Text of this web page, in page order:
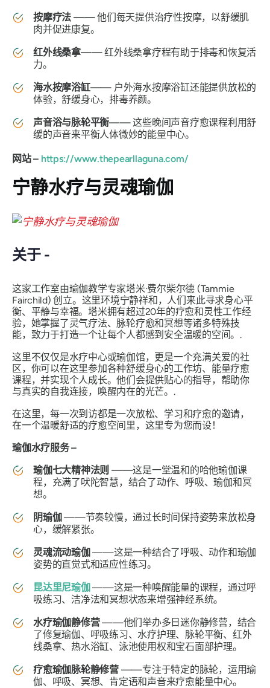
按摩疗法 ——他们每天提供治疗性按摩，以舒缓肌
肉并促进康复。
红外线桑拿——红外线桑拿疗程有助于排毒和恢复活
力。
海水按摩浴缸—— 户外海水按摩浴缸还能提供放松的
体验，舒缓身心，排毒养颜。
声音浴与脉轮平衡——这些晚间声音疗愈课程利用舒
缓的声音来平衡人体微妙的能量中心。
网站 – https://www.thepearllaguna.com/
宁静水疗与灵魂瑜伽
关于 -
这家工作室由瑜伽教学专家塔米·费尔柴尔德 (Tammie
Fairchild) 创立。这里环境宁静祥和，人们来此寻求身心平
衡、平静与幸福。塔米拥有超过20年的疗愈和灵性工作经
验，她掌握了灵气疗法、脉轮疗愈和冥想等诸多特殊技
能，致力于打造一个让每个人都感到安全温暖的空间。.
这里不仅仅是水疗中心或瑜伽馆，更是一个充满关爱的社
区，你可以在这里参加各种舒缓身心的工作坊、能量疗愈
课程，并实现个人成长。他们会提供贴心的指导，帮助你
与真实的自我连接，唤醒内在的光芒。.
在这里，每一次到访都是一次放松、学习和疗愈的邀请，
在一个温暖舒适的疗愈空间里，这里专为您而设！
瑜伽水疗服务 –
瑜伽七大精神法则 ——这是一堂温和的哈他瑜伽课
程，充满了吠陀智慧，结合了动作、呼吸、瑜伽和冥
想。
阴瑜伽——节奏较慢，通过长时间保持姿势来放松身
心，缓解紧张。
灵魂流动瑜伽——这是一种结合了呼吸、动作和瑜伽
姿势的直觉式和适应性练习。
昆达里尼瑜伽——这是一种唤醒能量的课程，通过呼
吸练习、洁净法和冥想状态来增强神经系统。
水疗瑜伽静修营——他们举办多日迷你静修营，结合
了修复瑜伽、呼吸练习、水疗护理、脉轮平衡、红外
线桑拿、热水浴缸、泳池使用权和宝石面部护理。
疗愈瑜伽脉轮静修营——专注于特定的脉轮，运用瑜
伽、呼吸、冥想、肯定语和声音来疗愈能量中心。